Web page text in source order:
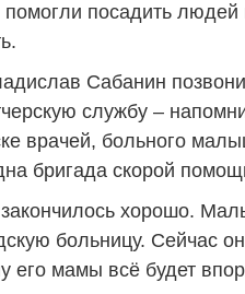
посадить людей
Сабанин
службу –
врачей, больного
бригада скорой
хорошо.
больницу. Сейчас
его мамы всё будет